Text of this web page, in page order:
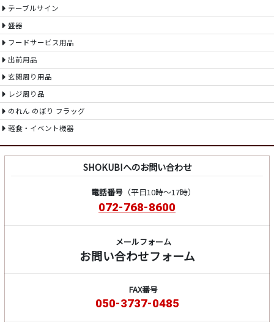
テーブルサイン
盛器
フードサービス用品
出前用品
玄関周り用品
レジ周り品
のれん のぼり フラッグ
軽食・イベント機器
SHOKUBIへのお問い合わせ
電話番号（平日10時～17時）
072-768-8600
メールフォーム
お問い合わせフォーム
FAX番号
050-3737-0485